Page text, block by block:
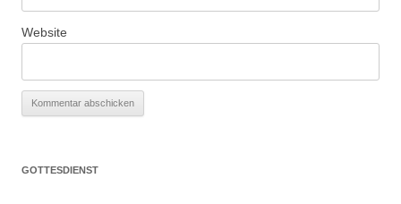
Website
GOTTESDIENST